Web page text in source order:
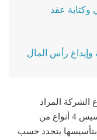
وكتابة عقد
المراد
تأسيسها. حيث ان القانون التركي يسمح بتأسيس 4 أنواع من
بتأسيسها يتحدد حسب